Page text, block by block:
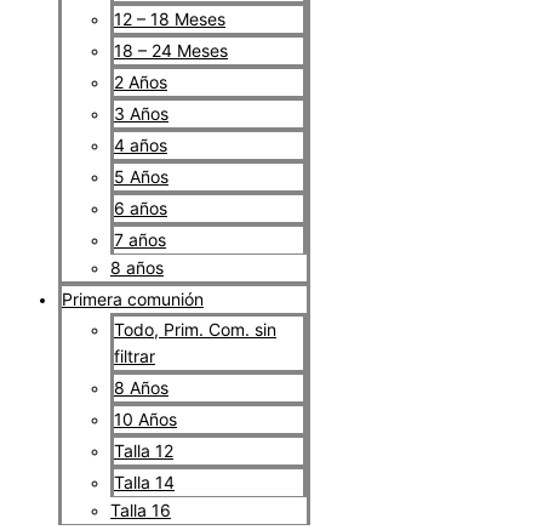
12 – 18 Meses
18 – 24 Meses
2 Años
3 Años
4 años
5 Años
6 años
7 años
8 años
Primera comunión
Todo, Prim. Com. sin
filtrar
8 Años
10 Años
Talla 12
Talla 14
Talla 16